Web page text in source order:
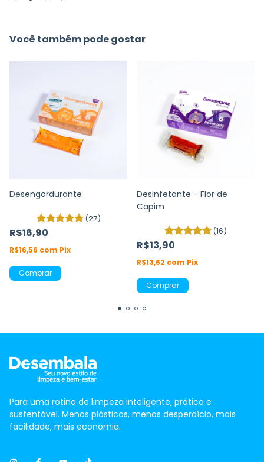
Você também pode gostar
Desengordurante
(27)
R$16,90
R$16,56 com Pix
Comprar
Desinfetante - Flor de
Capim
(16)
R$13,90
R$13,62 com Pix
Comprar
Para uma rotina de limpeza inteligente, prática e
sustentável. Menos plásticos, menos desperdício, mais
facilidade, mais economia.